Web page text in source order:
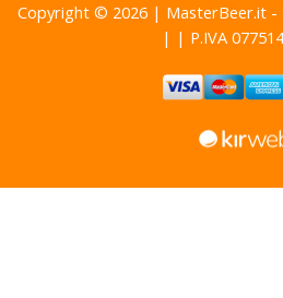
Copyright © 2026 | MasterBeer.it
| | P.IVA